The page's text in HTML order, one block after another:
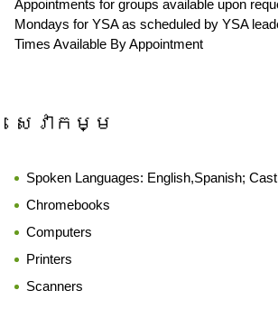
Appointments for groups available upon
Mondays for YSA as scheduled by YSA
Times Available By Appointment
សេវាកម្ម
Spoken Languages: English,Spanish;
Chromebooks
Computers
Printers
Scanners